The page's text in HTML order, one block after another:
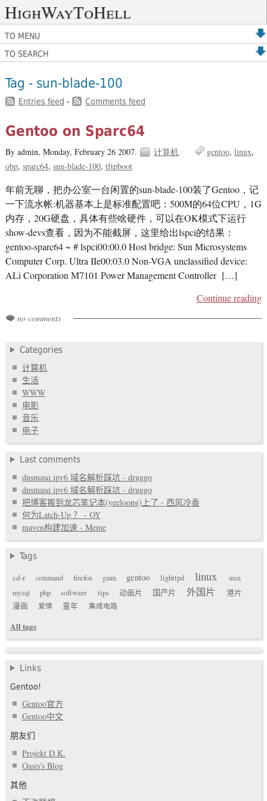
HighWayToHell
TO MENU
TO SEARCH
Tag - sun-blade-100
Entries feed - Comments feed
Gentoo on Sparc64
By admin, Monday, February 26 2007. 计算机 gentoo linux
obp sparc64 sun-blade-100 tftpboot
年前无聊，把办公室一台闲置的sun-blade-100装了Gentoo，记
一下流水帐:机器基本上是标准配置吧：500M的64位CPU，1G
内存，20G硬盘，具体有些啥硬件，可以在OK模式下运行
show-devs查看，因为不能截屏，这里给出lspci的结果：
gentoo-sparc64 ~ # lspci00:00.0 Host bridge: Sun Microsystems
Computer Corp. Ultra IIe00:03.0 Non-VGA unclassified device:
ALi Corporation M7101 Power Management Controller […]
Continue reading
no comments
Categories
计算机
生活
WWW
电影
音乐
电子
Last comments
dnsmasq ipv6 域名解析踩坑 - druggo
dnsmasq ipv6 域名解析踩坑 - druggo
把博客搬到龙芯笔记本(yeeloong)上了 - 西风冷香
何为Latch-Up ？ - OY
maven构建加速 - Meme
Tags
cd-r
command firefox gaim gentoo lighttpd linux
msn
mysql
php software tips 动画片 国产片 外国片
港片
漫画
爱情 童年 集成电路
All tags
Links
Gentoo!
Gentoo官方
Gentoo中文
朋友们
Projekt D.K.
Oasis's Blog
其他